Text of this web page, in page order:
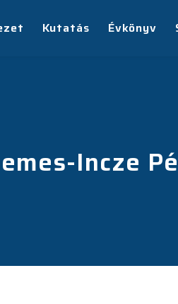
Kutatás Évkönyv
Incze